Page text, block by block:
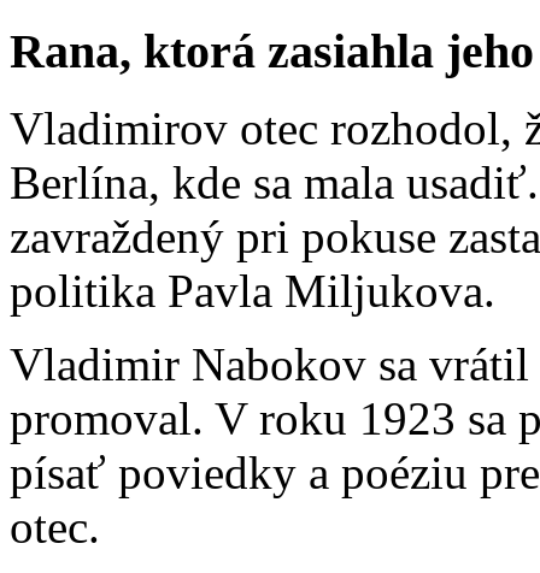
Rana, ktorá zasiahla
Vladimirov otec rozhodol,
Berlína, kde sa mala
zavraždený pri pokuse
politika Pavla Miljukova.
Vladimir Nabokov sa
promoval. V roku 1923 sa
písať poviedky a poéziu
otec.